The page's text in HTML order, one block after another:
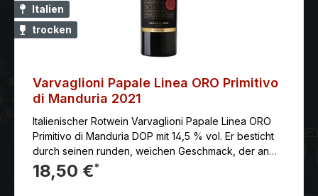
Italien
trocken
Varvaglioni Papale Linea ORO Primitivo
di Manduria 2021
Italienischer Rotwein Varvaglioni Papale Linea ORO
Primitivo di Manduria DOP mit 14,5 % vol. Er besticht
durch seinen runden, weichen Geschmack, der an
Konfitüre und Beeren erinnert. Seine reichhaltige
Struktur spiegelt perfekt sein Terroir wider und
18,50 €*